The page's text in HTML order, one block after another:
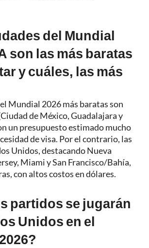
del Mundial
son las más baratas
y cuáles, las más
Mundial 2026 más baratas son
de México, Guadalajara y
un presupuesto estimado mucho
de visa. Por el contrario, las
Unidos, destacando Nueva
Miami y San Francisco/Bahía,
con altos costos en dólares.
partidos se jugarán
Unidos en el